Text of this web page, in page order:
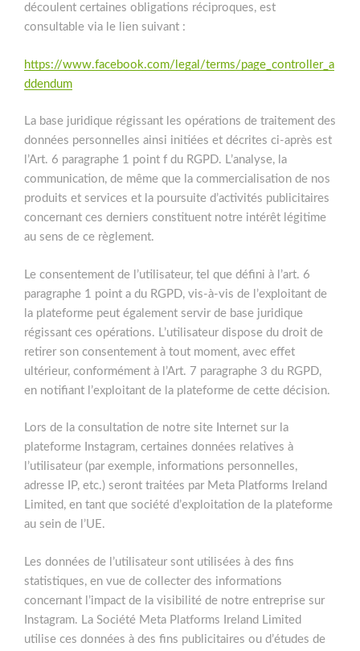
découlent certaines obligations réciproques, est
consultable via le lien suivant :
https://www.facebook.com/legal/terms/page_controller_a
ddendum
La base juridique régissant les opérations de traitement des
données personnelles ainsi initiées et décrites ci-après est
l’Art. 6 paragraphe 1 point f du RGPD. L’analyse, la
communication, de même que la commercialisation de nos
produits et services et la poursuite d’activités publicitaires
concernant ces derniers constituent notre intérêt légitime
au sens de ce règlement.
Le consentement de l’utilisateur, tel que défini à l’art. 6
paragraphe 1 point a du RGPD, vis-à-vis de l’exploitant de
la plateforme peut également servir de base juridique
régissant ces opérations. L’utilisateur dispose du droit de
retirer son consentement à tout moment, avec effet
ultérieur, conformément à l’Art. 7 paragraphe 3 du RGPD,
en notifiant l’exploitant de la plateforme de cette décision.
Lors de la consultation de notre site Internet sur la
plateforme Instagram, certaines données relatives à
l’utilisateur (par exemple, informations personnelles,
adresse IP, etc.) seront traitées par Meta Platforms Ireland
Limited, en tant que société d’exploitation de la plateforme
au sein de l’UE.
Les données de l’utilisateur sont utilisées à des fins
statistiques, en vue de collecter des informations
concernant l’impact de la visibilité de notre entreprise sur
Instagram. La Société Meta Platforms Ireland Limited
utilise ces données à des fins publicitaires ou d’études de